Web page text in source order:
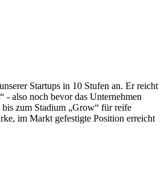
Startups in 10 Stufen an. Er reicht
- also noch bevor das Unternehmen
zum Stadium „Grow“ für reife
im Markt gefestigte Position erreicht